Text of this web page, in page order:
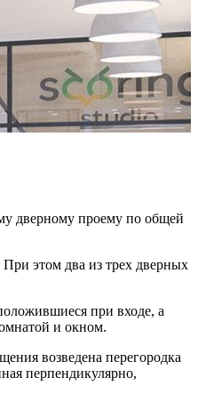
дверному проему по общей
этом два из трех дверных
при входе, а
и окном.
возведена перегородка
перпендикулярно,